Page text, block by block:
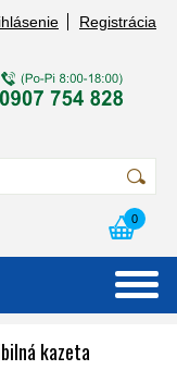
Registrácia
0
kazeta